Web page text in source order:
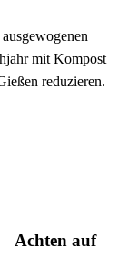
mit Kompost
reduzieren.
Achten auf